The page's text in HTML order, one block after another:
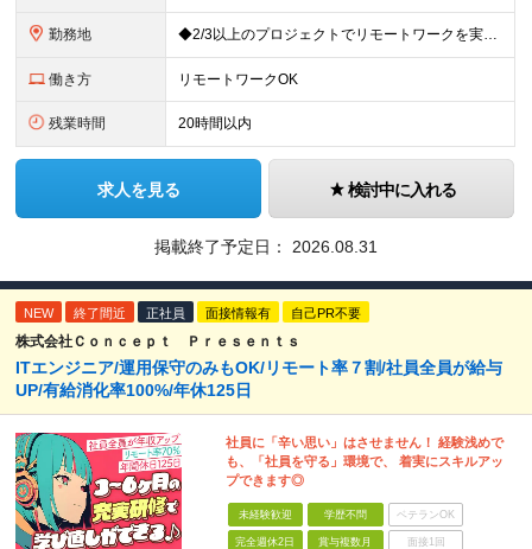
勤務地 ◆2/3以上のプロジェクトでリモートワークを実施中！ ≪自社拠点≫ ・東京本社／東京都千代田区丸の内二丁目6番1号 丸の内パークビルディング6階 ・関西支社／⼤阪府⼤阪市中央区安⼟町2-3-13 ⼤
働き方 リモートワークOK
残業時間 20時間以内
求人を見る 検討中に入れる
掲載終了予定日： 2026.08.31
NEW 終了間近 正社員 面接情報有 自己PR不要
株式会社Ｃｏｎｃｅｐｔ Ｐｒｅｓｅｎｔｓ
ITエンジニア/運用保守のみもOK/リモート率７割/社員全員が給与
UP/有給消化率100%/年休125日
社員に「辛い思い」はさせません！ 経験浅めで
も、「社員を守る」環境で、 着実にスキルアッ
プできます◎
未経験歓迎 学歴不問 ベテランOK
完全週休2日 賞与複数月 面接1回